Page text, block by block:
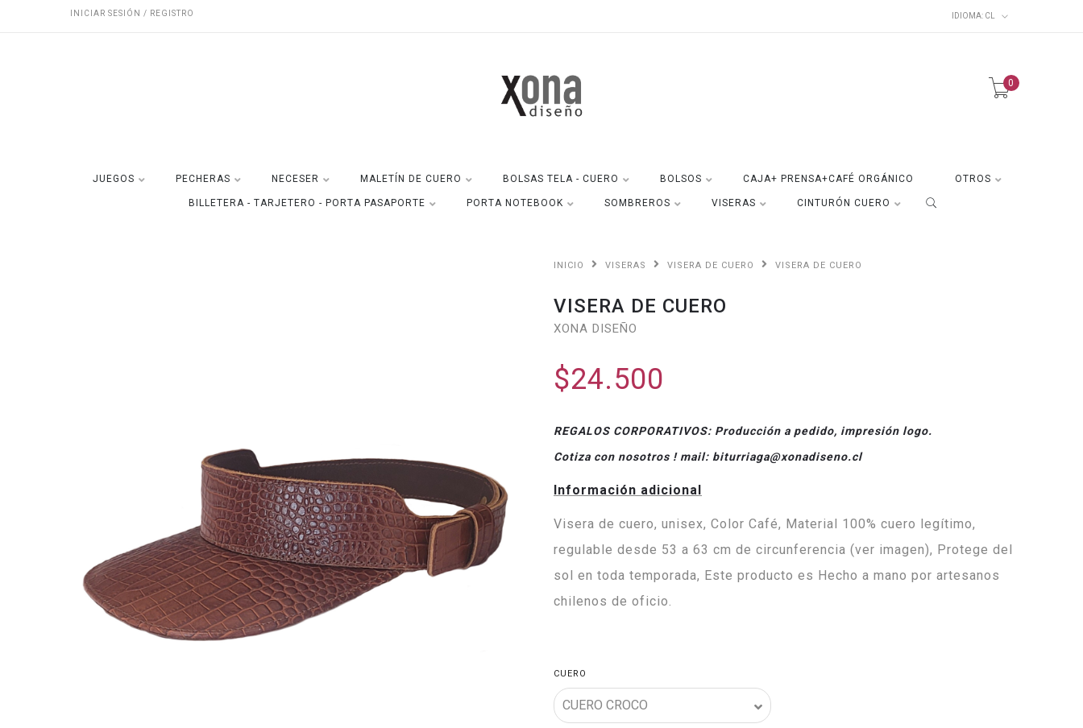
INICIAR SESIÓN / REGISTRO IDIOMA: CL
0
JUEGOS PECHERAS NECESER MALETÍN DE CUERO BOLSAS TELA - CUERO BOLSOS CAJA+ PRENSA+CAFÉ ORGÁNICO OTROS
BILLETERA - TARJETERO - PORTA PASAPORTE PORTA NOTEBOOK SOMBREROS VISERAS CINTURÓN CUERO
INICIO VISERAS VISERA DE CUERO VISERA DE CUERO
VISERA DE CUERO
XONA DISEÑO
$24.500
REGALOS CORPORATIVOS: Producción a pedido, impresión logo.
Cotiza con nosotros ! mail: biturriaga@xonadiseno.cl
Información adicional
Visera de cuero, unisex, Color Café, Material 100% cuero legítimo,
regulable desde 53 a 63 cm de circunferencia (ver imagen), Protege del
sol en toda temporada, Este producto es Hecho a mano por artesanos
chilenos de oficio.
CUERO